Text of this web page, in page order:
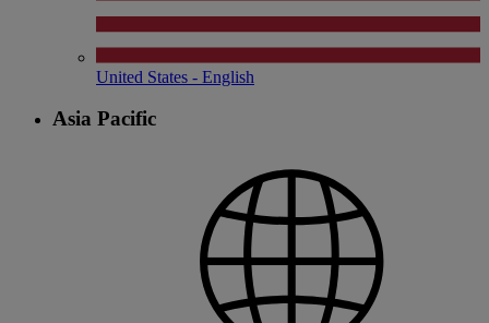
United States - English
Asia Pacific